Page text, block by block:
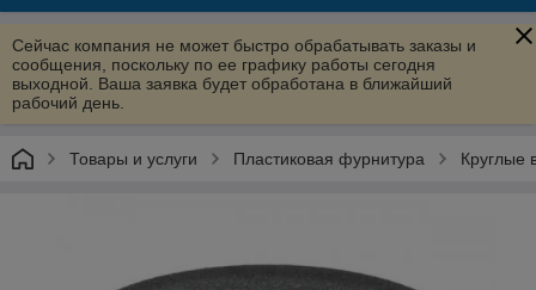
Сейчас компания не может быстро обрабатывать заказы и
сообщения, поскольку по ее графику работы сегодня
выходной. Ваша заявка будет обработана в ближайший
рабочий день.
Товары и услуги Пластиковая фурнитура Круглые